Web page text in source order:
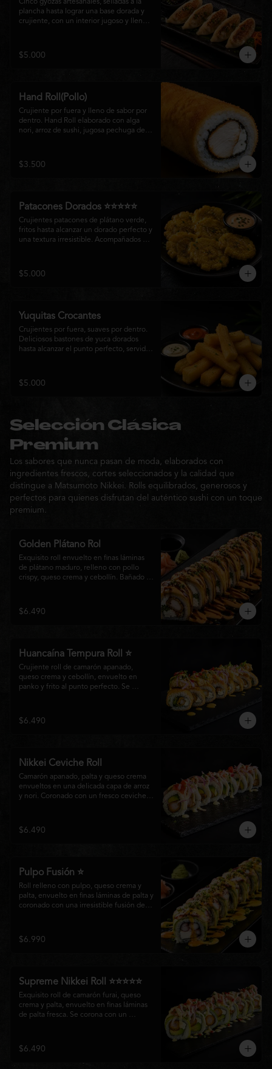
Cinco gyozas artesanales, selladas a la
plancha hasta lograr una base dorada y
crujiente, con un interior jugoso y lleno
perfecto entre tradición japonesa y la
esencia de la cocina nikkei, ideales para
$5.000
Hand Roll(Pollo)
Crujiente por fuera y lleno de sabor por
dentro. Hand Roll elaborado con alga
nori, arroz de sushi, jugosa pechuga de
combinación perfecta de textura y
cremosidad que convierte este clásico en
$3.500
Patacones Dorados ⭐⭐⭐⭐⭐
Crujientes patacones de plátano verde,
fritos hasta alcanzar un dorado perfecto y
una textura irresistible. Acompañados de
disfrutar como entrada con el auténtico
sabor de la cocina nikkei.
$5.000
Yuquitas Crocantes
Crujientes por fuera, suaves por dentro.
Deliciosos bastones de yuca dorados
hasta alcanzar el punto perfecto, servidos
compartir o complementar cualquier
experiencia Matsumoto Nikkei.
$5.000
Selección Clásica
Premium
Los sabores que nunca pasan de moda, elaborados con
ingredientes frescos, cortes seleccionados y la calidad que
distingue a Matsumoto Nikkei. Rolls equilibrados, generosos y
perfectos para quienes disfrutan del auténtico sushi con un toque
premium.
Golden Plátano Rol
Exquisito roll envuelto en finas láminas
de plátano maduro, relleno con pollo
crispy, queso crema y cebollín. Bañado
tostado y cebollín fresco. Una
combinación perfecta entre el dulzor del
$6.490
Huancaína Tempura Roll ⭐
Crujiente roll de camarón apanado,
queso crema y cebollín, envuelto en
panko y frito al punto perfecto. Se
y una sedosa salsa huancaína, finalizada
con toques de pimentón rojo fresco que
$6.490
Nikkei Ceviche Roll
Camarón apanado, palta y queso crema
envueltos en una delicada capa de arroz
y nori. Coronado con un fresco ceviche
creando un equilibrio perfecto entre
frescura, cremosidad y crocancia en cada
$6.490
Pulpo Fusión ⭐
Roll relleno con pulpo, queso crema y
palta, envuelto en finas láminas de palta y
coronado con una irresistible fusión de
láminas de pulpo, ofreciendo una
combinación perfecta entre frescura,
$6.990
Supreme Nikkei Roll ⭐⭐⭐⭐⭐
Exquisito roll de camarón furai, queso
crema y palta, envuelto en finas láminas
de palta fresca. Se corona con un
fusión de texturas, frescura y sabores que
resaltan la esencia del Pacífico.
$6.490